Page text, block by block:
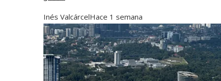
Inés ValcárcelHace 1 semana